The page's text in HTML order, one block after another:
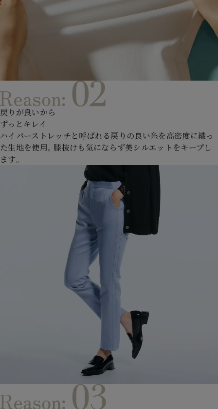
戻りが良いから
ずっとキレイ
ハイパーストレッチと呼ばれる戻りの良い糸を高密度に織っ
た生地を使用。膝抜けも気にならず美シルエットをキープし
ます。